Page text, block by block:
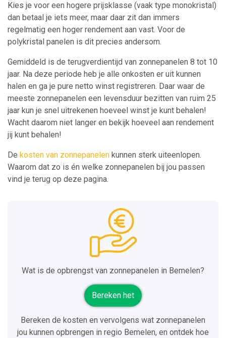
Kies je voor een hogere prijsklasse (vaak type monokristal)
dan betaal je iets meer, maar daar zit dan immers
regelmatig een hoger rendement aan vast. Voor de
polykristal panelen is dit precies andersom.
Gemiddeld is de terugverdientijd van zonnepanelen 8 tot 10
jaar. Na deze periode heb je alle onkosten er uit kunnen
halen en ga je pure netto winst registreren. Daar waar de
meeste zonnepanelen een levensduur bezitten van ruim 25
jaar kun je snel uitrekenen hoeveel winst je kunt behalen!
Wacht daarom niet langer en bekijk hoeveel aan rendement
jij kunt behalen!
De kosten van zonnepanelen kunnen sterk uiteenlopen.
Waarom dat zo is én welke zonnepanelen bij jou passen
vind je terug op deze pagina.
Wat is de opbrengst van zonnepanelen in Bemelen?
Bereken het
Bereken de kosten en vervolgens wat zonnepanelen
jou kunnen opbrengen in regio Bemelen, en ontdek hoe